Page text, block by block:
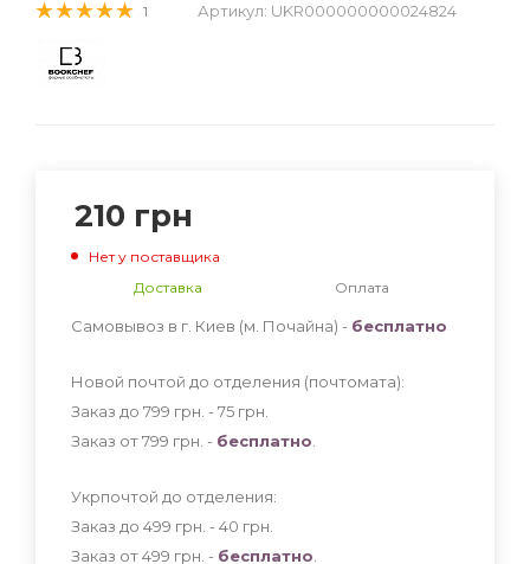
1 Артикул: UKR000000000024824
210 грн
Нет у поставщика
Доставка
Оплата
Самовывоз в г. Киев (м. Почайна) - бесплатно
Новой почтой до отделения (почтомата):
Заказ до 799 грн. - 75 грн
Заказ от 799 грн. - бесплатно
Укрпочтой до отделения:
Заказ до 499 грн. - 40 грн
Заказ от 499 грн. - бесплатно